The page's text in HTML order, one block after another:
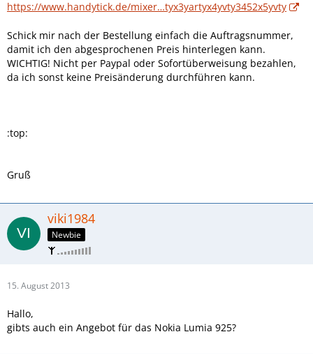
https://www.handytick.de/mixer…tyx3yartyx4yvty3452x5yvty
Schick mir nach der Bestellung einfach die Auftragsnummer,
damit ich den abgesprochenen Preis hinterlegen kann.
WICHTIG! Nicht per Paypal oder Sofortüberweisung bezahlen,
da ich sonst keine Preisänderung durchführen kann.
:top:
Gruß
viki1984
Newbie
15. August 2013
Hallo,
gibts auch ein Angebot für das Nokia Lumia 925?